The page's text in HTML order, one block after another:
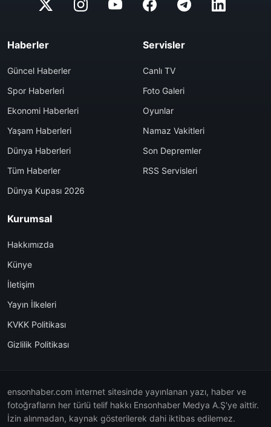
Haberler
Güncel Haberler
Spor Haberleri
Ekonomi Haberleri
Yaşam Haberleri
Dünya Haberleri
Tüm Haberler
Dünya Kupası 2026
Servisler
Canlı TV
Foto Galeri
Oyunlar
Namaz Vakitleri
Son Depremler
RSS Servisleri
Kurumsal
Hakkımızda
Künye
İletişim
Yayın İlkeleri
KVKK Politikası
Gizlilik Politikası
ensonhaber.com internet sitesinde yayınlanan yazı, haber ve
fotoğrafların her türlü telif hakkı Ensonhaber Medya A.Ş'ye aittir.
İzin alınmadan, kaynak gösterilerek dahi iktibas edilemez.